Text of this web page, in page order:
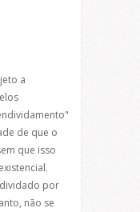
a
de que o
que isso
por
não se